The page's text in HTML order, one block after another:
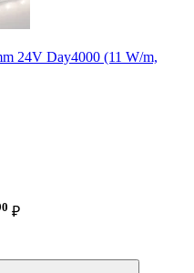
24V Day4000 (11 W/m,
₽